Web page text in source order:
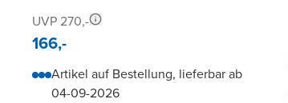
UVP 270,-
166,-
Artikel auf Bestellung, lieferbar ab
04-09-2026